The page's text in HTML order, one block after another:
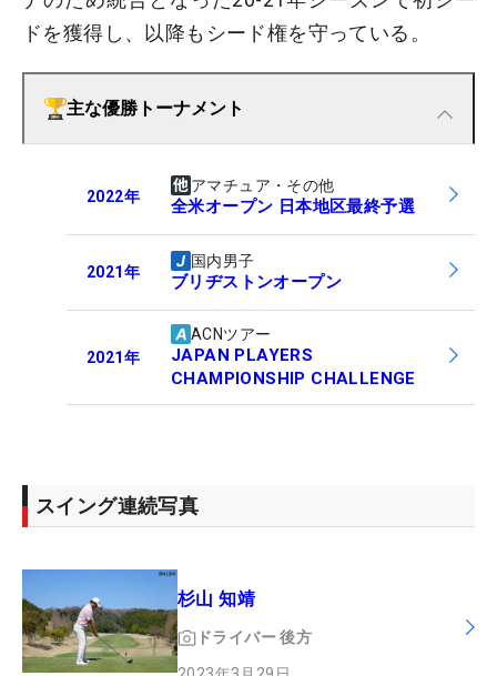
ドを獲得し、以降もシード権を守っている。
主な優勝トーナメント
2022年
アマチュア・その他
全米オープン 日本地区最終予選
2021年
国内男子
ブリヂストンオープン
2021年
ACNツアー
JAPAN PLAYERS
CHAMPIONSHIP CHALLENGE
スイング連続写真
杉山 知靖
ドライバー 後方